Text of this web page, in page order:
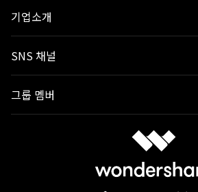
기업소개
SNS 채널
그룹 멤버